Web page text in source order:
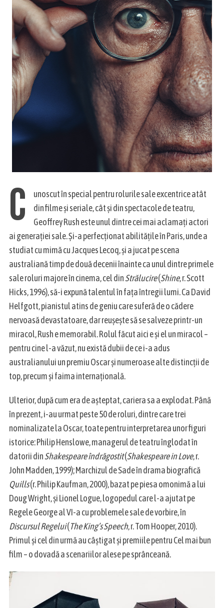
C
unoscut în special pentru rolurile sale excentrice atât
din filme și seriale, cât și din spectacole de teatru,
Geoffrey Rush este unul dintre cei mai aclamați actori
ai generației sale. Și-a perfecționat abilitățile în Paris, unde a
studiat cu mimă cu Jacques Lecoq, și a jucat pe scena
australiană timp de două decenii înainte ca unul dintre primele
sale roluri majore în cinema, cel dinStrălucire(Shine, r. Scott
Hicks, 1996), să-i expună talentul în fața întregii lumi. Ca David
Helfgott, pianistul atins de geniu care suferă de o cădere
nervoasă devastatoare, dar reușește să se salveze printr-un
miracol, Rush e memorabil. Rolul făcut aici e și el un miracol –
pentru cine l-a văzut, nu există dubii de ce i-a adus
australianului un premiu Oscar și numeroase alte distincții de
top, precum și faima internațională.
Ulterior, după cum era de așteptat, cariera sa a explodat. Până
în prezent, i-au urmat peste 50 de roluri, dintre care trei
nominalizate la Oscar, toate pentru interpretarea unor figuri
istorice: Philip Henslowe, managerul de teatru înglodat în
datorii dinShakespeare îndrăgostit(Shakespeare in Love, r.
John Madden, 1999); Marchizul de Sade în drama biografică
Quills(r. Philip Kaufman, 2000), bazat pe piesa omonimă a lui
Doug Wright, și Lionel Logue, logopedul care l-a ajutat pe
Regele George al VI-a cu problemele sale de vorbire, în
Discursul Regelui(The King’s Speech, r. Tom Hooper, 2010).
Primul și cel din urmă au câștigat și premiile pentru Cel mai bun
film – o dovadă a scenariilor alese pe sprânceană.
S
e
a
r
c
h
f
o